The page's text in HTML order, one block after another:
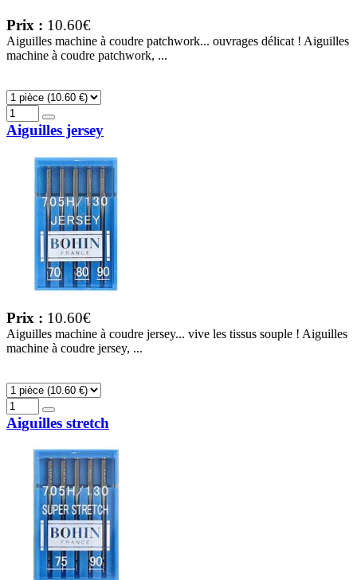
Prix : 10.60€
Aiguilles machine à coudre patchwork... ouvrages délicat ! Aiguilles
machine à coudre patchwork, ...
Aiguilles jersey
Prix : 10.60€
Aiguilles machine à coudre jersey... vive les tissus souple ! Aiguilles
machine à coudre jersey, ...
Aiguilles stretch